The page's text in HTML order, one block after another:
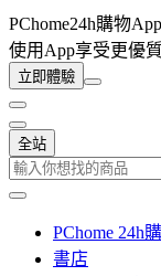
PChome24h購物App
使用App享受更優
立即體驗
全站
PChome 24h
書店